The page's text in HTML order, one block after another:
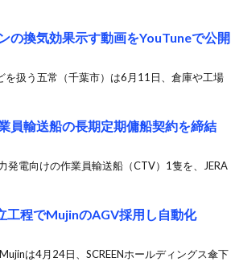
の換気効果示す動画をYouTuneで公開
扱う五常（千葉市）は6月11日、倉庫や工場
員輸送船の長期定期傭船契約を締結
電向けの作業員輸送船（CTV）1隻を、JERA
工程でMujinのAGV採用し自動化
は4月24日、SCREENホールディングス傘下